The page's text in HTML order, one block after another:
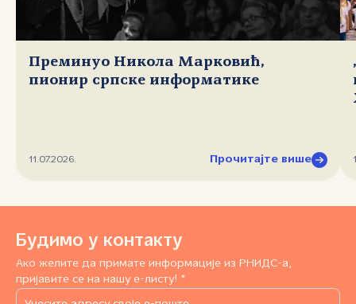
Преминуо Никола Марковић,
пионир српске информатике
11.07.2026. Прочитајте више
Будимо у контакту
Ако желите да примате информације из РНИДС-а,
пријавите се на нашу е-листу! *